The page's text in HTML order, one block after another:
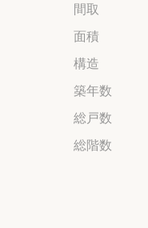
間取
面積
構造
築年数
総戸数
総階数